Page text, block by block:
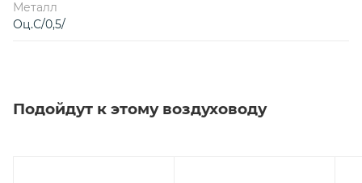
Металл
Оц.С/0,5/
Подойдут к этому воздуховоду